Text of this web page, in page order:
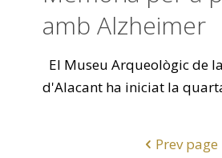
amb Alzheimer
El Museu Arqueològic de
d'Alacant ha iniciat la
Prev page